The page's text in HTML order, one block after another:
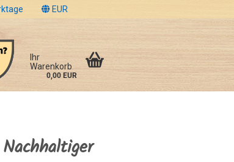
EUR
Ihr
Warenkorb
0,00 EUR